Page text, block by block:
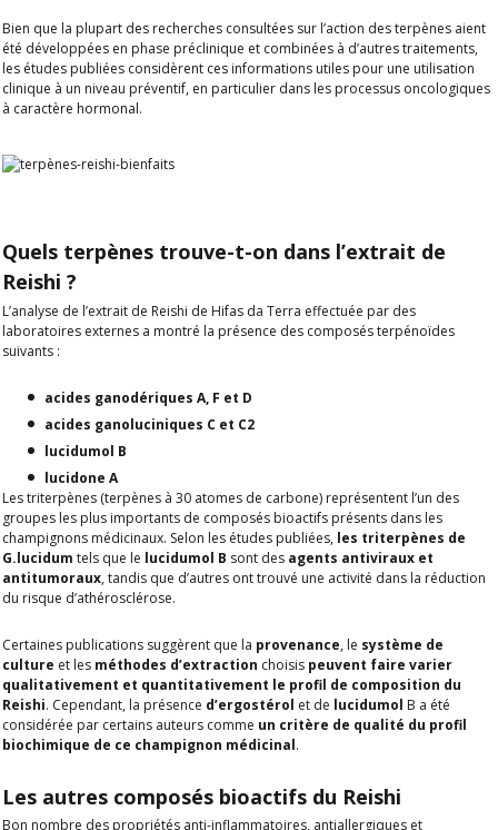
Bien que la plupart des recherches consultées sur l’action des terpènes aient
été développées en phase préclinique et combinées à d’autres traitements,
les études publiées considèrent ces informations utiles pour une utilisation
clinique à un niveau préventif, en particulier dans les processus oncologiques
à caractère hormonal.
Quels terpènes trouve-t-on dans l’extrait de
Reishi ?
L’analyse de l’extrait de Reishi de Hifas da Terra effectuée par des
laboratoires externes a montré la présence des composés terpénoïdes
suivants :
acides ganodériques A, F et D
acides ganoluciniques C et C2
lucidumol B
lucidone A
Les triterpènes (terpènes à 30 atomes de carbone) représentent l’un des
groupes les plus importants de composés bioactifs présents dans les
champignons médicinaux. Selon les études publiées, les triterpènes de
G.lucidum tels que le lucidumol B sont des agents antiviraux et
antitumoraux, tandis que d’autres ont trouvé une activité dans la réduction
du risque d’athérosclérose.
Certaines publications suggèrent que la provenance, le système de
culture et les méthodes d’extraction choisis peuvent faire varier
qualitativement et quantitativement le profil de composition du
Reishi. Cependant, la présence d’ergostérol et de lucidumol B a été
considérée par certains auteurs comme un critère de qualité du profil
biochimique de ce champignon médicinal.
Les autres composés bioactifs du Reishi
Bon nombre des propriétés anti-inflammatoires, antiallergiques et
Email
dispositions de la politique de confidentialité.